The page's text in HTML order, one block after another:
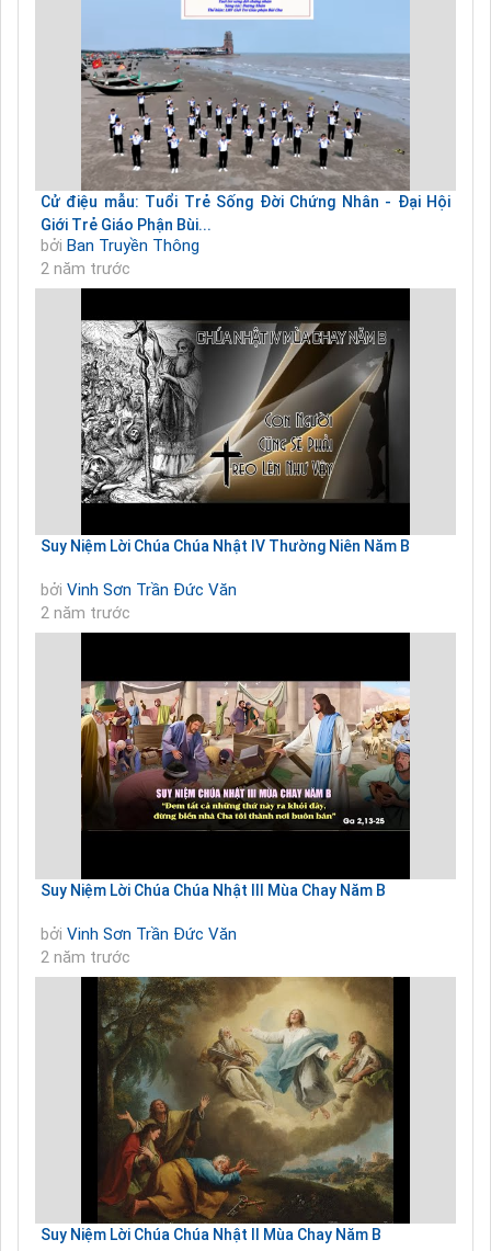
Cử điệu mẫu: Tuổi Trẻ Sống Đời Chứng Nhân - Đại Hội
Giới Trẻ Giáo Phận Bùi...
bởi Ban Truyền Thông
2 năm trước
Suy Niệm Lời Chúa Chúa Nhật IV Thường Niên Năm B
bởi Vinh Sơn Trần Đức Văn
2 năm trước
Suy Niệm Lời Chúa Chúa Nhật III Mùa Chay Năm B
bởi Vinh Sơn Trần Đức Văn
2 năm trước
Suy Niệm Lời Chúa Chúa Nhật II Mùa Chay Năm B